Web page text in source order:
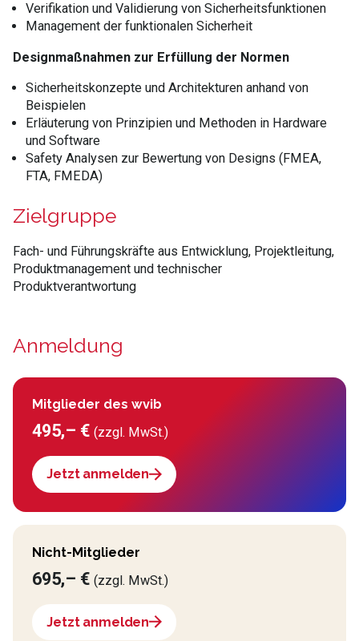
Verifikation und Validierung von Sicherheitsfunktionen
Management der funktionalen Sicherheit
Designmaßnahmen zur Erfüllung der Normen
Sicherheitskonzepte und Architekturen anhand von
Beispielen
Erläuterung von Prinzipien und Methoden in Hardware
und Software
Safety Analysen zur Bewertung von Designs (FMEA,
FTA, FMEDA)
Zielgruppe
Fach- und Führungskräfte aus Entwicklung, Projektleitung,
Produktmanagement und technischer
Produktverantwortung
Anmeldung
Mitglieder des wvib
495,– €(zzgl. MwSt.)
Jetzt anmelden
Nicht-Mitglieder
695,– €(zzgl. MwSt.)
Jetzt anmelden